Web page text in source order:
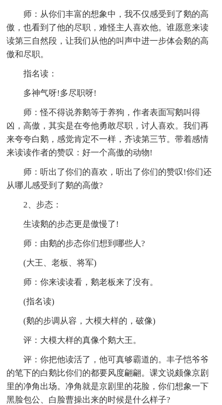
师：从你们丰富的想象中，我不仅感受到了鹅的高
傲，也看到了他的尽职，难怪主人喜欢他。谁愿意来读
读第三自然段，让我们从他的叫声中进一步体会鹅的高
傲和尽职。
指名读：
多神气呀!多尽职呀!
师：怪不得说养鹅等于养狗，作者表面写鹅叫得
凶，高傲，其实是在夸他勇敢尽职，讨人喜欢。我们再
来夸夸白鹅，感觉肯定不一样，齐读第三节。带着感情
来读读作者的赞叹：好一个高傲的动物!
师：听出了你们的喜欢，听出了你们的赞叹!你们还
从哪儿感受到了鹅的高傲?
2、步态：
生读鹅的步态更是傲慢了!
师：由鹅的步态你们想到哪些人?
(大王、老板、将军)
师：你来读读看，鹅老板来了没有。
(指名读)
(鹅的步调从容，大模大样的，破像)
评：大模大样的真像个鹅大王。
评：你把他读活了，他可真够霸道的。丰子恺爷爷
的笔下的白鹅比你们的都要风度翩翩。课文说颇像京剧
里的净角出场。净角就是京剧里的花脸，你们想象一下
黑脸包公、白脸曹操出来的时候是什么样子?